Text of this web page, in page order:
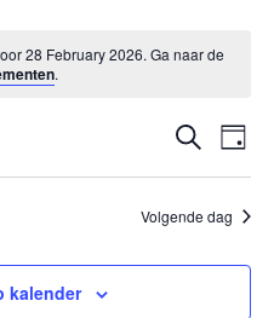
28 February 2026. Ga naar de
.
en
Zoeken
Dag
Volgende dag
kalender